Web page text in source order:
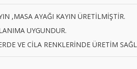
,MASA AYAĞI KAYIN ÜRETİLMİŞTİR.
UYGUNDUR.
VE CİLA RENKLERİNDE ÜRETİM